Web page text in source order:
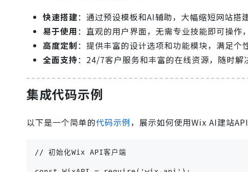
快速搭建：通过预设模板和AI辅助，大幅缩短网站搭
易于使用：直观的用户界面，无需专业技能即可操作
高度定制：提供丰富的设计选项和功能模块，满足个
全面支持：24/7客户服务和丰富的在线资源，随时解
集成代码示例
以下是一个简单的代码示例，展示如何使用Wix AI建站
// 初始化Wix API客户端